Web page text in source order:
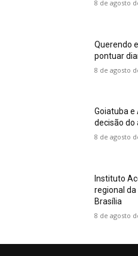
8 de agosto
Querendo
pontuar
8 de agosto
Goiatuba e
decisão do
8 de agosto
Instituto
regional da
Brasília
8 de agosto